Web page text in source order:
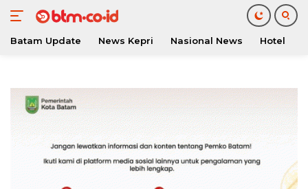
konten
Batam Update News Kepri Nasional News Hotel